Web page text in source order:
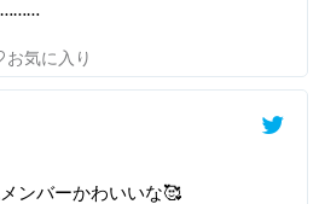
………
お気に入り
ンバーかわいいな🥰